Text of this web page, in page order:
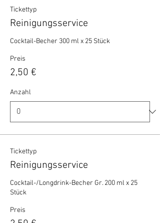
Tickettyp
Reinigungsservice
Cocktail-Becher 300 ml x 25 Stück
Preis
2,50 €
Anzahl
Tickettyp
Reinigungsservice
Cocktail-/Longdrink-Becher Gr. 200 ml x 25
Stück
Preis